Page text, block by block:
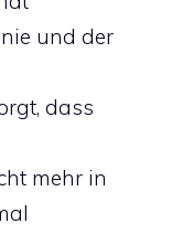
und der
dass
mehr in